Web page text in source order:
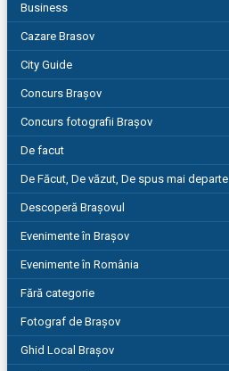
Business
Cazare Brasov
City Guide
Concurs Brașov
Concurs fotografii Brașov
De facut
De Făcut, De văzut, De spus mai departe
Descoperă Brașovul
Evenimente în Brașov
Evenimente în România
Fără categorie
Fotograf de Brașov
Ghid Local Brașov